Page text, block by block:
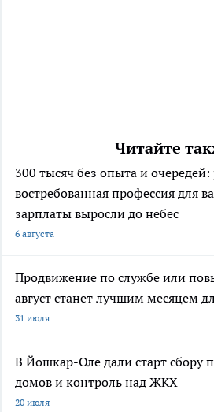
Читайте
300 тысяч без опыта и очередей:
востребованная профессия для
зарплаты выросли до небес
6 августа
Продвижение по службе или
август станет лучшим месяцем
31 июля
В Йошкар-Оле дали старт сбору
домов и контроль над ЖКХ
20 июля